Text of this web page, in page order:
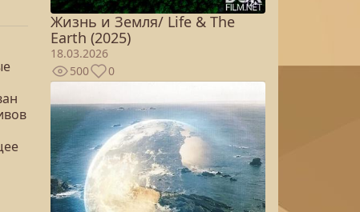
Жизнь и Земля/ Life & The
Earth (2025)
18.03.2026
500
0